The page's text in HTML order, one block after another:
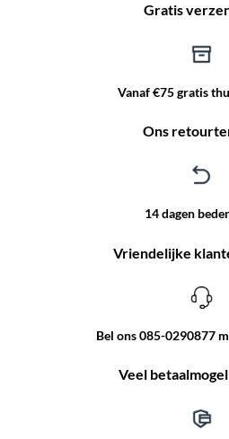
Gratis
Vanaf €75 gratis
Ons
14 dagen
Vriendelijke
Bel ons 085-0290877
Veel